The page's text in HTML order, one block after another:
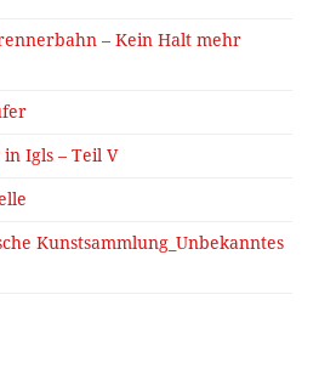
– Kein Halt mehr
Igls – Teil V
Kunstsammlung_Unbekanntes